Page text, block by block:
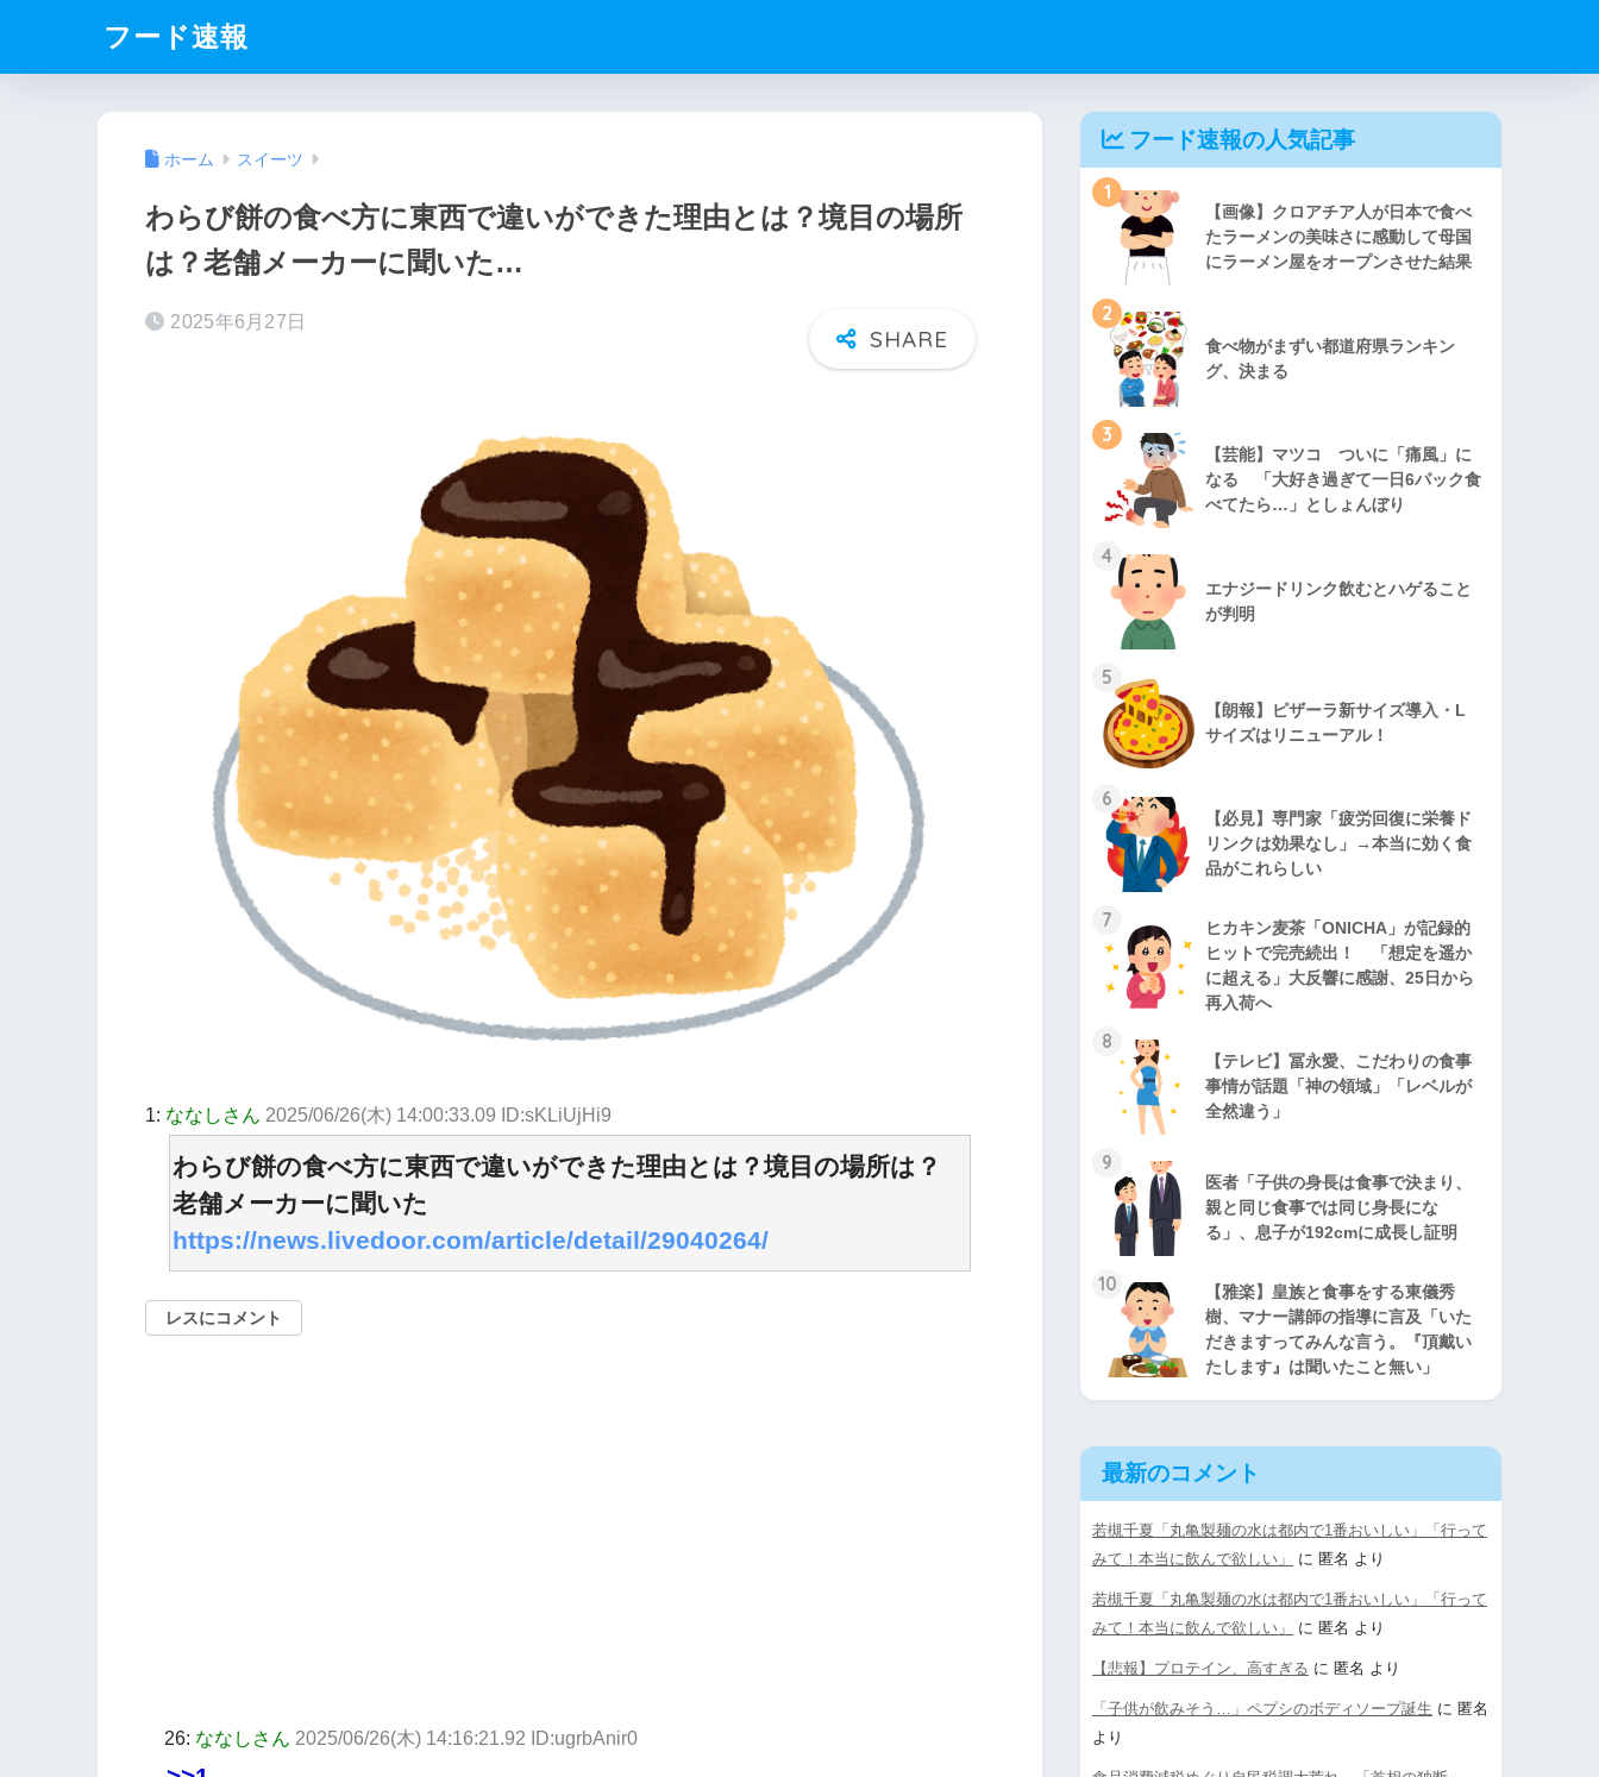
フード速報
ホーム スイーツ
わらび餅の食べ方に東西で違いができた理由とは？境目の場所
は？老舗メーカーに聞いた…
2025年6月27日
1: ななしさん 2025/06/26(木) 14:00:33.09 ID:sKLiUjHi9
わらび餅の食べ方に東西で違いができた理由とは？境目の場所は？
老舗メーカーに聞いた
https://news.livedoor.com/article/detail/29040264/
レスにコメント
26: ななしさん 2025/06/26(木) 14:16:21.92 ID:ugrbAnir0
フード速報の人気記事
1
【画像】クロアチア人が日本で食べ
たラーメンの美味さに感動して母国
にラーメン屋をオープンさせた結果
2
食べ物がまずい都道府県ランキン
グ、決まる
3
【芸能】マツコ ついに「痛風」に
なる 「大好き過ぎて一日6パック食
べてたら…」としょんぼり
4
エナジードリンク飲むとハゲること
が判明
5
【朗報】ピザーラ新サイズ導入・L
サイズはリニューアル！
6
【必見】専門家「疲労回復に栄養ド
リンクは効果なし」→本当に効く食
品がこれらしい
7
ヒカキン麦茶「ONICHA」が記録的
ヒットで完売続出！ 「想定を遥か
に超える」大反響に感謝、25日から
再入荷へ
8
【テレビ】冨永愛、こだわりの食事
事情が話題「神の領域」「レベルが
全然違う」
9
医者「子供の身長は食事で決まり、
親と同じ食事では同じ身長にな
る」、息子が192cmに成長し証明
10
【雅楽】皇族と食事をする東儀秀
樹、マナー講師の指導に言及「いた
だきますってみんな言う。『頂戴い
たします』は聞いたこと無い」
最新のコメント
若槻千夏「丸亀製麺の水は都内で1番おいしい」「行って
みて！本当に飲んで欲しい」
に 匿名 より
若槻千夏「丸亀製麺の水は都内で1番おいしい」「行って
みて！本当に飲んで欲しい」
に 匿名 より
【悲報】プロテイン、高すぎる に 匿名 より
「子供が飲みそう…」ペプシのボディソープ誕生 に 匿名
より